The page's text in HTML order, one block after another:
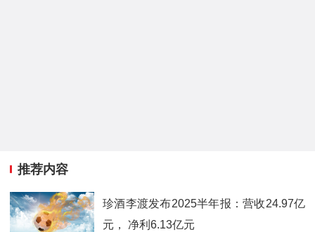
推荐内容
珍酒李渡发布2025半年报：营收24.97亿
元， 净利6.13亿元